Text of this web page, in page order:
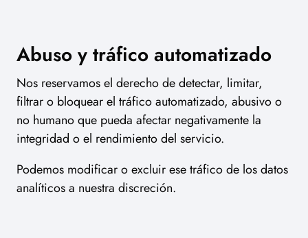
Abuso y tráfico automatizado
Nos reservamos el derecho de detectar, limitar,
filtrar o bloquear el tráfico automatizado, abusivo o
no humano que pueda afectar negativamente la
integridad o el rendimiento del servicio.
Podemos modificar o excluir ese tráfico de los datos
analíticos a nuestra discreción.